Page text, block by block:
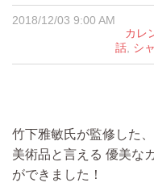
2018/12/03 9:00 AM
カレ
話 シ
竹下雅敏氏が監修した、
美術品と言える 優美な
ができました！